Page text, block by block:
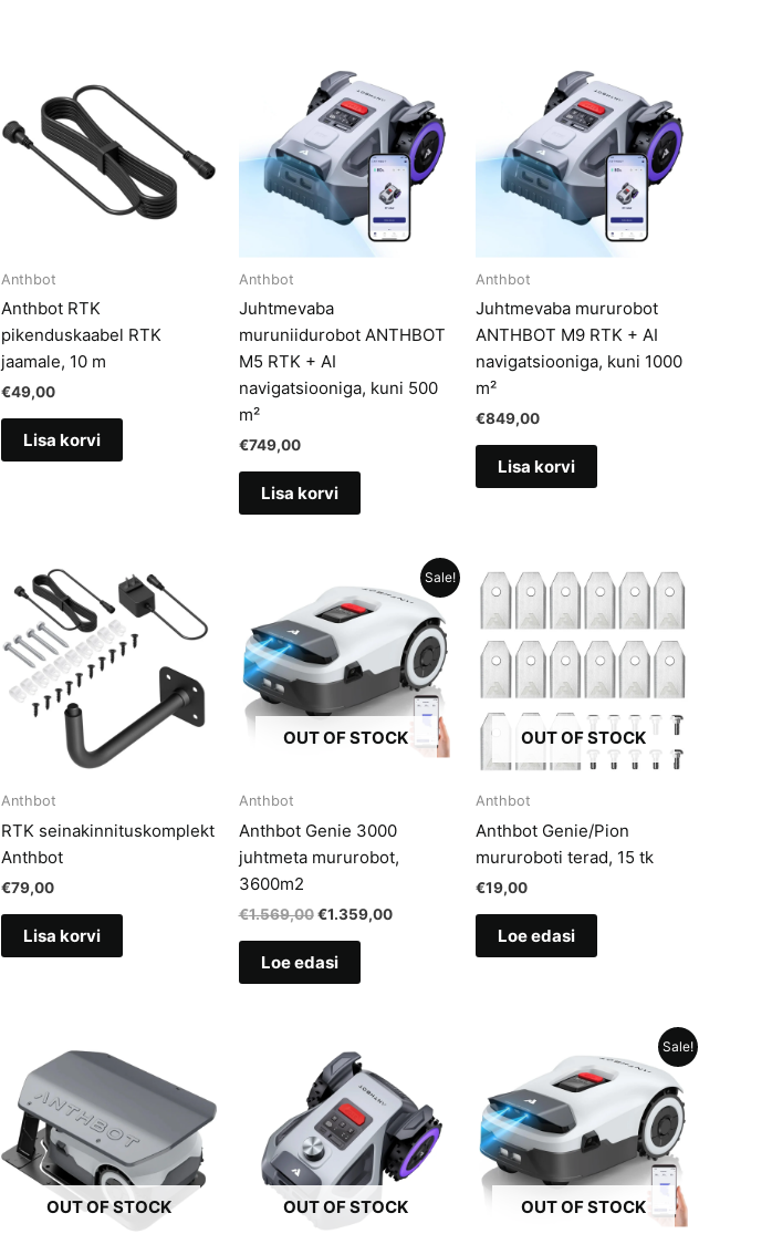
Anthbot
Anthbot RTK
pikenduskaabel RTK
jaamale, 10 m
€49,00
Lisa korvi
Anthbot
Juhtmevaba
muruniidurobot ANTHBOT
M5 RTK + AI
navigatsiooniga, kuni 500
m²
€749,00
Lisa korvi
Anthbot
Juhtmevaba mururobot
ANTHBOT M9 RTK + AI
navigatsiooniga, kuni 1000
m²
€849,00
Lisa korvi
Anthbot
RTK seinakinnituskomplekt
Anthbot
€79,00
Lisa korvi
Sale!
OUT OF STOCK
Anthbot
Anthbot Genie 3000
juhtmeta mururobot,
3600m2
€1.569,00 Algne
oli:
€1.569,00.
€1.359,00Current
Loe edasi
OUT OF STOCK
Anthbot
Anthbot Genie/Pion
mururoboti terad, 15 tk
€19,00
Loe edasi
OUT OF STOCK OUT OF STOCK
Sale!
OUT OF STOCK